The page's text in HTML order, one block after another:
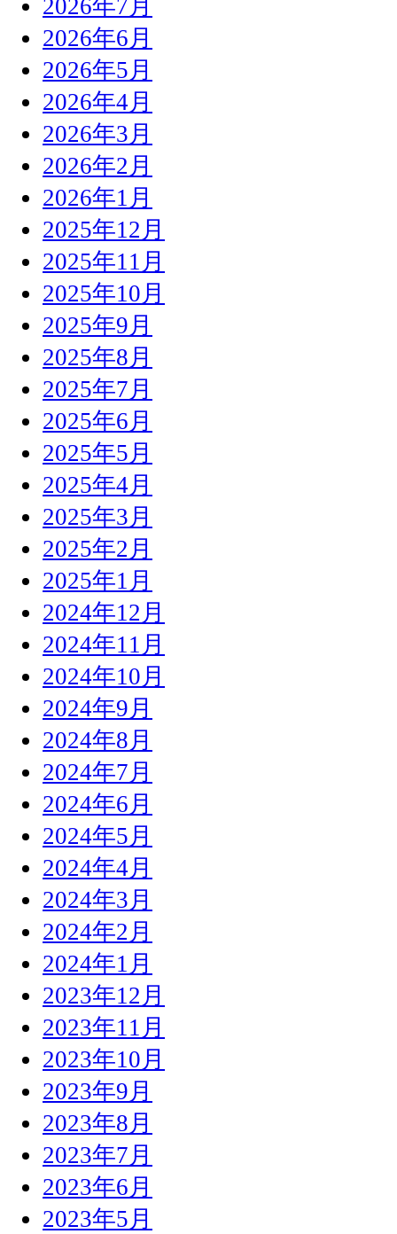
2026年7月
2026年6月
2026年5月
2026年4月
2026年3月
2026年2月
2026年1月
2025年12月
2025年11月
2025年10月
2025年9月
2025年8月
2025年7月
2025年6月
2025年5月
2025年4月
2025年3月
2025年2月
2025年1月
2024年12月
2024年11月
2024年10月
2024年9月
2024年8月
2024年7月
2024年6月
2024年5月
2024年4月
2024年3月
2024年2月
2024年1月
2023年12月
2023年11月
2023年10月
2023年9月
2023年8月
2023年7月
2023年6月
2023年5月